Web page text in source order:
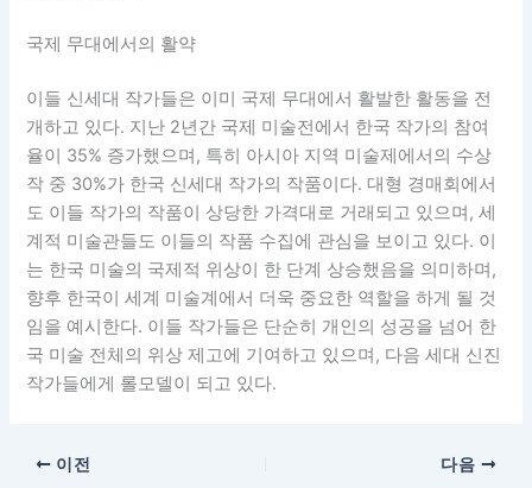
국제 무대에서의 활약
이들 신세대 작가들은 이미 국제 무대에서 활발한 활동을 전
개하고 있다. 지난 2년간 국제 미술전에서 한국 작가의 참여
율이 35% 증가했으며, 특히 아시아 지역 미술제에서의 수상
작 중 30%가 한국 신세대 작가의 작품이다. 대형 경매회에서
도 이들 작가의 작품이 상당한 가격대로 거래되고 있으며, 세
계적 미술관들도 이들의 작품 수집에 관심을 보이고 있다. 이
는 한국 미술의 국제적 위상이 한 단계 상승했음을 의미하며,
향후 한국이 세계 미술계에서 더욱 중요한 역할을 하게 될 것
임을 예시한다. 이들 작가들은 단순히 개인의 성공을 넘어 한
국 미술 전체의 위상 제고에 기여하고 있으며, 다음 세대 신진
작가들에게 롤모델이 되고 있다.
이전 다음